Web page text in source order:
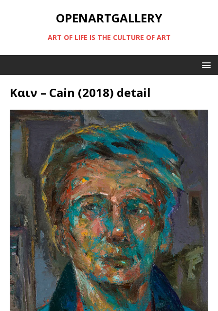
OPENARTGALLERY
ART OF LIFE IS THE CULTURE OF ART
Καιν – Cain (2018) detail